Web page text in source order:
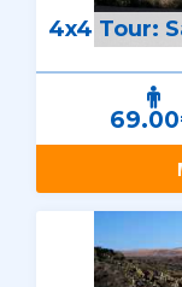
4x4 Tour: